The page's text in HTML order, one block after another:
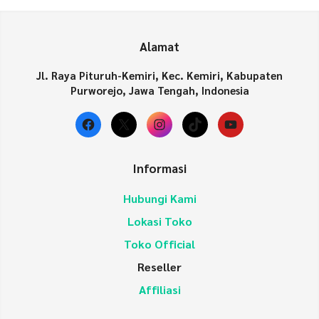
Alamat
Jl. Raya Pituruh-Kemiri, Kec. Kemiri, Kabupaten
Purworejo, Jawa Tengah, Indonesia
Facebook
X Instagram
TikTokYouTube
Informasi
Hubungi Kami
Lokasi Toko
Toko Official
Reseller
Affiliasi